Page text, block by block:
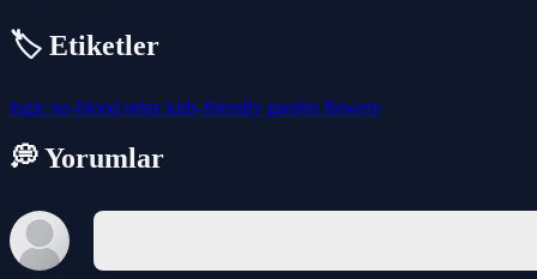
🏷️ Etiketler
logic no-blood relax kids-friendly garden flowers
💭 Yorumlar